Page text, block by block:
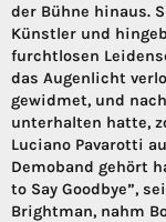
der Bühne hinaus.
Künstler und
furchtlosen
das Augenlicht
gewidmet, und
unterhalten hatte,
Luciano Pavarotti
Demoband gehört
to Say Goodbye”,
Brightman, nahm